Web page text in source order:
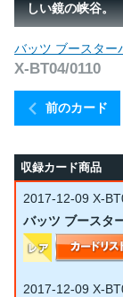
しい鏡の峡谷。
前のカード
バッツ ブースター
X-BT04/0110
収録カード商品
2017-12-09 X-
バッツ ブースタ
2017-12-09 X-